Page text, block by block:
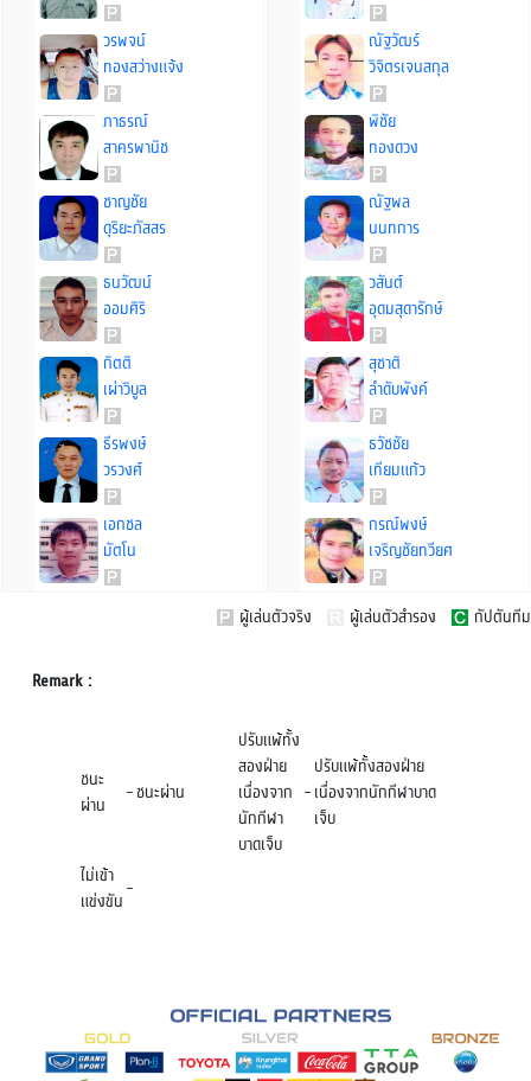
วรพจน์
ทองสว่างแจ้ง
ภาธรณ์
สาครพานิช
ชาญชัย
ดุริยะภัสสร
ธนวัฒน์
ออมศิริ
กิตติ
เผ่าวิบูล
ธีรพงษ์
วรวงศ์
เอกชล
มัตโน
ณัฐวัฒร์
วิจิตรเจนสกุล
พิชัย
ทองดวง
ณัฐพล
นนทการ
วสันต์
อุดมสุดารักษ์
สุชาติ
ลำดับพังค์
ธวัชชัย
เทียมแก้ว
กรณ์พงษ์
เจริญชัยทวียศ
ผู้เล่นตัวจริง ผู้เล่นตัวสำรอง กัปตันทีม
Remark :
ชนะ
ผ่าน
-ชนะผ่าน
ปรับแพ้ทั้ง
สองฝ่าย
เนื่องจาก
นักกีฬา
บาดเจ็บ
-
ปรับแพ้ทั้งสองฝ่าย
เนื่องจากนักกีฬาบาด
เจ็บ
ไม่เข้า
แข่งขัน
-